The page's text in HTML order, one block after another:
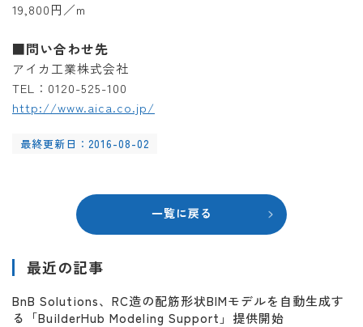
19,800円／m
■問い合わせ先
アイカ工業株式会社
TEL：0120-525-100
http://www.aica.co.jp/
最終更新日：2016-08-02
一覧に戻る
最近の記事
BnB Solutions、RC造の配筋形状BIMモデルを自動生成す
る「BuilderHub Modeling Support」提供開始